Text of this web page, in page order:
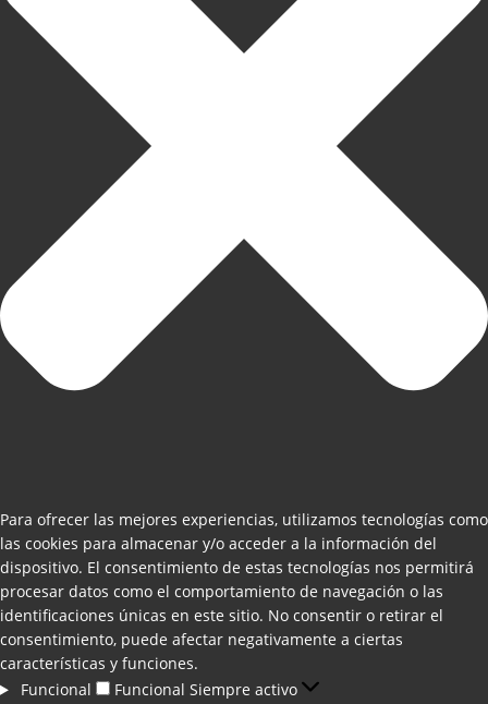
Para ofrecer las mejores experiencias, utilizamos tecnologías como
las cookies para almacenar y/o acceder a la información del
dispositivo. El consentimiento de estas tecnologías nos permitirá
procesar datos como el comportamiento de navegación o las
identificaciones únicas en este sitio. No consentir o retirar el
consentimiento, puede afectar negativamente a ciertas
características y funciones.
Funcional
Funcional Siempre activo